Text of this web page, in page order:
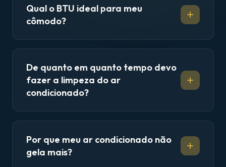
Qual o BTU ideal para meu
cômodo?
De quanto em quanto tempo devo
fazer a limpeza do ar
condicionado?
Por que meu ar condicionado não
gela mais?